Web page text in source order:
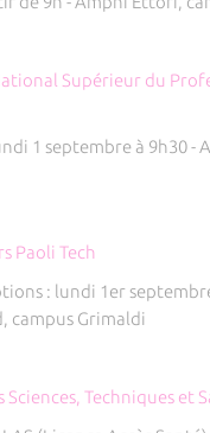
Supérieur du
1 septembre à 9h30 -
Paoli Tech
: lundi 1er
campus Grimaldi
Sciences, Techniques et